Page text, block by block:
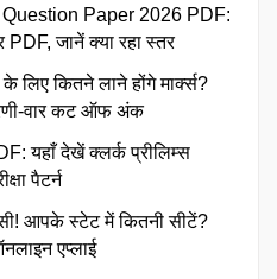
Paper 2026 PDF:
जानें क्या रहा स्तर
लिए कितने लाने होंगे मार्क्स?
वार कट ऑफ अंक
यहाँ देखें क्लर्क प्रीलिम्स
पैटर्न
आपके स्टेट में कितनी सीटें?
एप्लाई